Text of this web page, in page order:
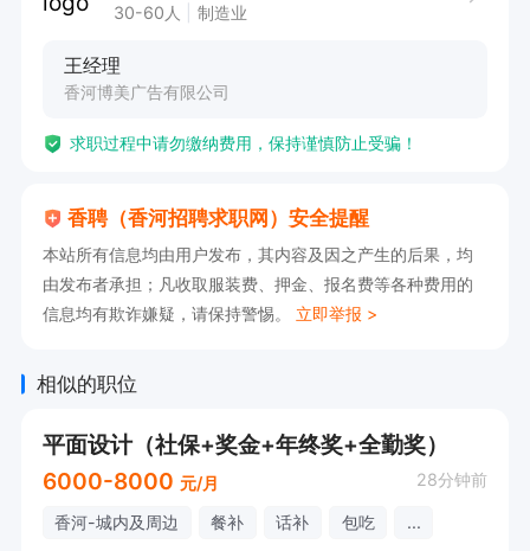
30-60人 制造业
王经理
香河博美广告有限公司
求职过程中请勿缴纳费用，保持谨慎防止受骗！
香聘（香河招聘求职网）安全提醒
本站所有信息均由用户发布，其内容及因之产生的后果，均
由发布者承担；凡收取服装费、押金、报名费等各种费用的
信息均有欺诈嫌疑，请保持警惕。 立即举报 >
相似的职位
平面设计（社保+奖金+年终奖+全勤奖）
6000-8000 元/月 28分钟前
香河-城内及周边 餐补 话补 包吃 ...